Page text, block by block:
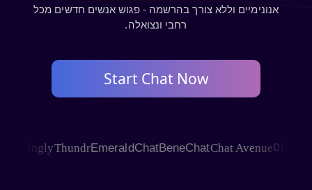
אנונימיים וללא צורך בהרשמה - פגוש אנשים חדשים מכל
רחבי ונצואלה.
Start Chat Now
Chat Avenue
BeneChat
EmeraldChat
Thundr
Joingly